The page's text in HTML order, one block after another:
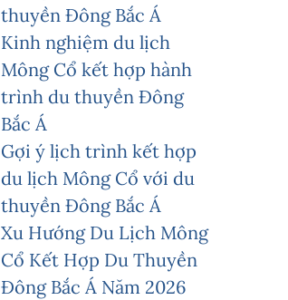
thuyền Đông Bắc Á
Kinh nghiệm du lịch
Mông Cổ kết hợp hành
trình du thuyền Đông
Bắc Á
Gợi ý lịch trình kết hợp
du lịch Mông Cổ với du
thuyền Đông Bắc Á
Xu Hướng Du Lịch Mông
Cổ Kết Hợp Du Thuyền
Đông Bắc Á Năm 2026